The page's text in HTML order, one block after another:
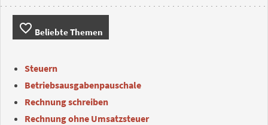
favorite_border Beliebte Themen
Steuern
Betriebsausgabenpauschale
Rechnung schreiben
Rechnung ohne Umsatzsteuer